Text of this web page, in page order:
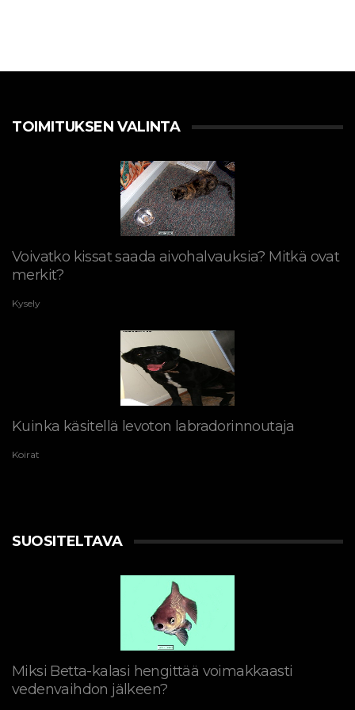
TOIMITUKSEN VALINTA
Voivatko kissat saada aivohalvauksia? Mitkä ovat
merkit?
Kysely
Kuinka käsitellä levoton labradorinnoutaja
Koirat
SUOSITELTAVA
Miksi Betta-kalasi hengittää voimakkaasti
vedenvaihdon jälkeen?